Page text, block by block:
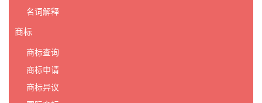
名词解释
商标
商标查询
商标申请
商标异议